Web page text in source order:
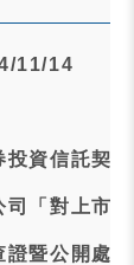
11/14
投資信託契
司「對上市
證暨公開處